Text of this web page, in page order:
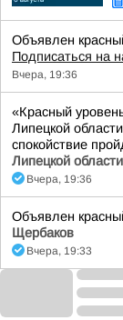
Объявлен
Подписаться на
Вчера, 19:36
«Красный
Липецкой
спокойствие
Липецкой области
Вчера, 19:36
Объявлен
Щербаков
Вчера, 19:33